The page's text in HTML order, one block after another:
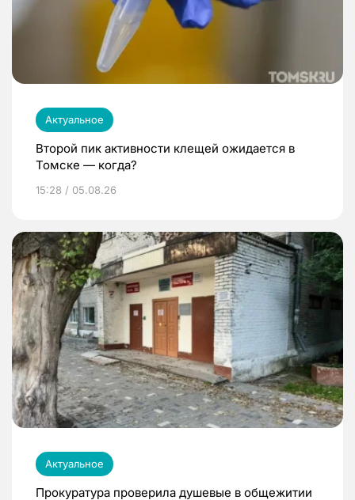
Актуальное
Второй пик активности клещей ожидается в
Томске — когда?
15:28 / 05.08.26
Актуальное
Прокуратура проверила душевые в общежитии